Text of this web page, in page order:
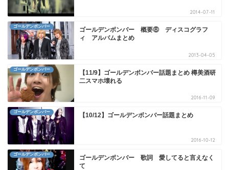
2014-07-11
ゴールデンボンバー
ゴールデンボンバー 概要⑧ ディスコグラフ
ィ アルバムまとめ
2013-04-05
ゴールデンボンバー
【11/9】ゴールデンボンバー話題まとめ 樽美酒研
二スマホ壊れる
2016-11-09
ゴールデンボンバー 【10/12】ゴールデンボンバー話題まとめ
2016-10-12
ゴールデンボンバー
ゴールデンボンバー 歌詞 愛してると言えなく
て